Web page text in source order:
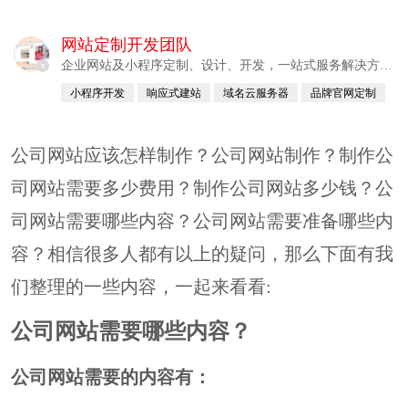
v
网站定制开发团队
企业网站及小程序定制、设计、开发，一站式服务解决方
小程序开发 响应式建站 域名云服务器 品牌官网定制
公司网站应该怎样制作？公司网站制作？制作公
司网站需要多少费用？制作公司网站多少钱？公
司网站需要哪些内容？公司网站需要准备哪些内
容？相信很多人都有以上的疑问，那么下面有我
们整理的一些内容，一起来看看:
公司网站需要哪些内容？
公司网站需要的内容有：